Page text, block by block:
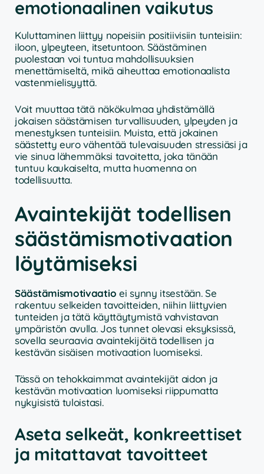
emotionaalinen vaikutus
Kuluttaminen liittyy nopeisiin positiivisiin tunteisiin:
iloon, ylpeyteen, itsetuntoon. Säästäminen
puolestaan voi tuntua mahdollisuuksien
menettämiseltä, mikä aiheuttaa emotionaalista
vastenmielisyyttä.
Voit muuttaa tätä näkökulmaa yhdistämällä
jokaisen säästämisen turvallisuuden, ylpeyden ja
menestyksen tunteisiin. Muista, että jokainen
säästetty euro vähentää tulevaisuuden stressiäsi ja
vie sinua lähemmäksi tavoitetta, joka tänään
tuntuu kaukaiselta, mutta huomenna on
todellisuutta.
Avaintekijät todellisen
säästämismotivaation
löytämiseksi
Säästämismotivaatio ei synny itsestään. Se
rakentuu selkeiden tavoitteiden, niihin liittyvien
tunteiden ja tätä käyttäytymistä vahvistavan
ympäristön avulla. Jos tunnet olevasi eksyksissä,
sovella seuraavia avaintekijöitä todellisen ja
kestävän sisäisen motivaation luomiseksi.
Tässä on tehokkaimmat avaintekijät aidon ja
kestävän motivaation luomiseksi riippumatta
nykyisistä tuloistasi.
Aseta selkeät, konkreettiset
ja mitattavat tavoitteet